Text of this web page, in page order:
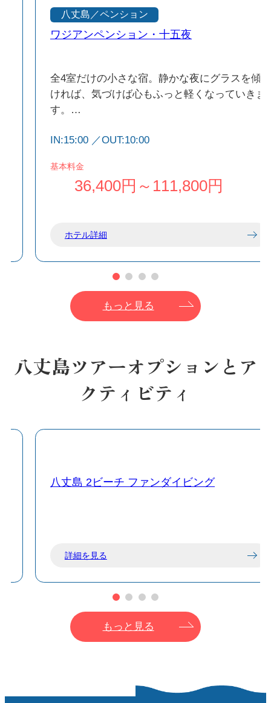
八丈島／ペンション
ワジアンペンション・十五夜
全4室だけの小さな宿。静かな夜にグラスを傾
ければ、気づけば心もふっと軽くなっていきま
す。
和とアジアの風薫る上質な空間で、島の恵みを
さしい朝食をお楽しみいただけます。
畳敷きのモダンな和室は、落ち着いたワジアン
IN:15:00 ／OUT:10:00
基本料金
36,400円～111,800円
ホテル詳細
もっと見る
八丈島ツアーオプションとア
クティビティ
八丈島 2ビーチ ファンダイビング
詳細を見る
もっと見る